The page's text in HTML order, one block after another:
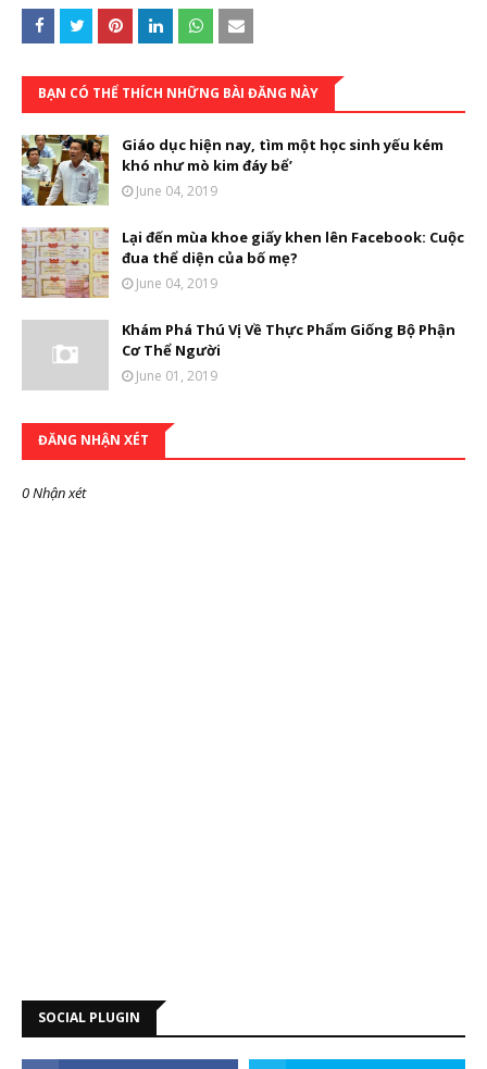
BẠN CÓ THỂ THÍCH NHỮNG BÀI ĐĂNG NÀY
Giáo dục hiện nay, tìm một học sinh yếu kém
khó như mò kim đáy bể’
June 04, 2019
Lại đến mùa khoe giấy khen lên Facebook: Cuộc
đua thể diện của bố mẹ?
June 04, 2019
Khám Phá Thú Vị Về Thực Phẩm Giống Bộ Phận
Cơ Thể Người
June 01, 2019
ĐĂNG NHẬN XÉT
0 Nhận xét
SOCIAL PLUGIN